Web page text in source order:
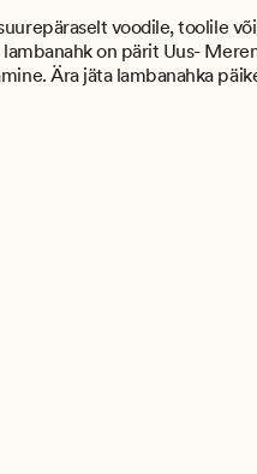
voodile, toolile
on pärit Uus-
Ära jäta lambanahka